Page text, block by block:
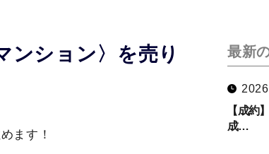
ンション〉を売り
ます！
最新
【成約
成…